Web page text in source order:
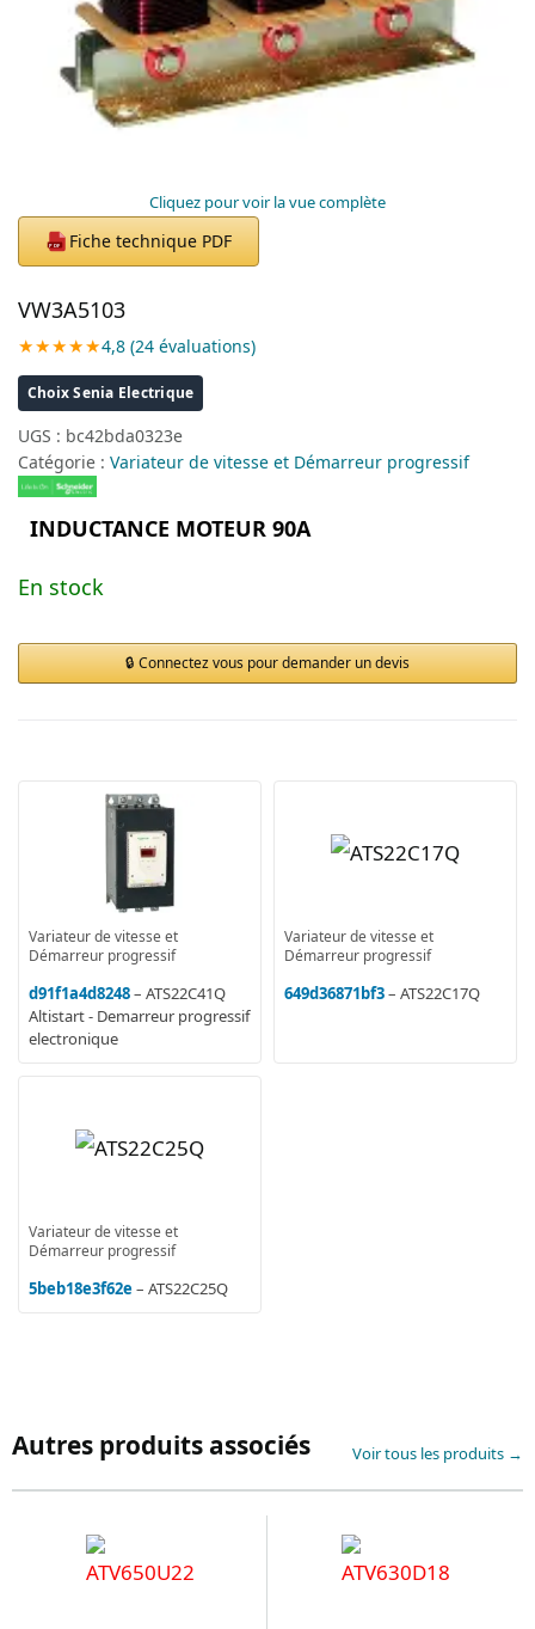
Cliquez pour voir la vue complète
PDF Fiche technique PDF
VW3A5103
★★★★★4,8 (24 évaluations)
Choix Senia Electrique
UGS : bc42bda0323e
Catégorie : Variateur de vitesse et Démarreur progressif
INDUCTANCE MOTEUR 90A
En stock
Connectez vous pour demander un devis
Variateur de vitesse et
Démarreur progressif
d91f1a4d8248– ATS22C41Q
Altistart - Demarreur progressif
electronique
Variateur de vitesse et
Démarreur progressif
649d36871bf3– ATS22C17Q
Variateur de vitesse et
Démarreur progressif
5beb18e3f62e– ATS22C25Q
Autres produits associés Voir tous les produits →